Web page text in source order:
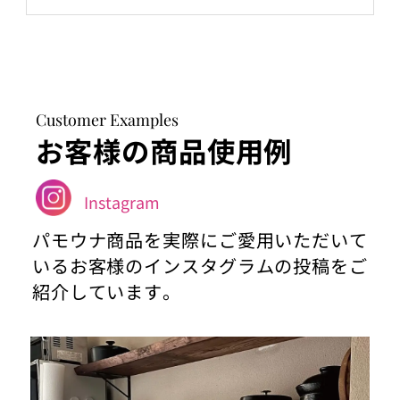
Customer Examples
お客様の商品使用例
Instagram
パモウナ商品を実際にご愛用いただいて
いるお客様のインスタグラムの投稿をご
紹介しています。